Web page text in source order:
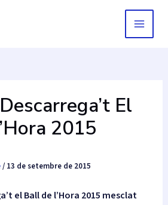
MAIN
El
2015
/ 13 de setembre de 2015
el Ball de l’Hora 2015 mesclat